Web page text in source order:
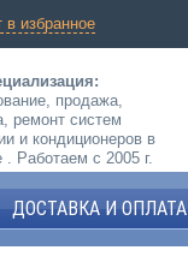
в избранное
продажа,
ремонт систем
и кондиционеров в
. Работаем с 2005 г.
ДОСТАВКА И ОПЛАТА